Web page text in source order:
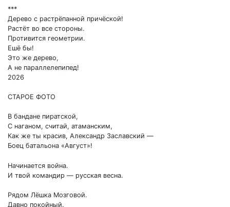
***
Дерево с растрёпанной причёской!
Растёт во все стороны.
Противится геометрии.
Ешё бы!
Это же дерево,
А не параллелепипед!
2026
СТАРОЕ ФОТО
В бандане пиратской,
С наганом, считай, атаманским,
Как же ты красив, Александр Заславский —
Боец батальона «Август»!
Начинается война.
И твой командир — русская весна.
Рядом Лёшка Мозговой.
Давно покойный.